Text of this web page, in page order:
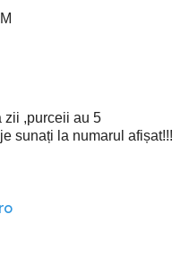
zii ,purceii au 5
sunați la numarul afișat!!!